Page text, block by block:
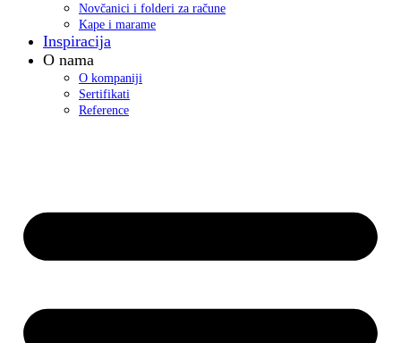
Novčanici i folderi za račune
Kape i marame
Inspiracija
O nama
O kompaniji
Sertifikati
Reference